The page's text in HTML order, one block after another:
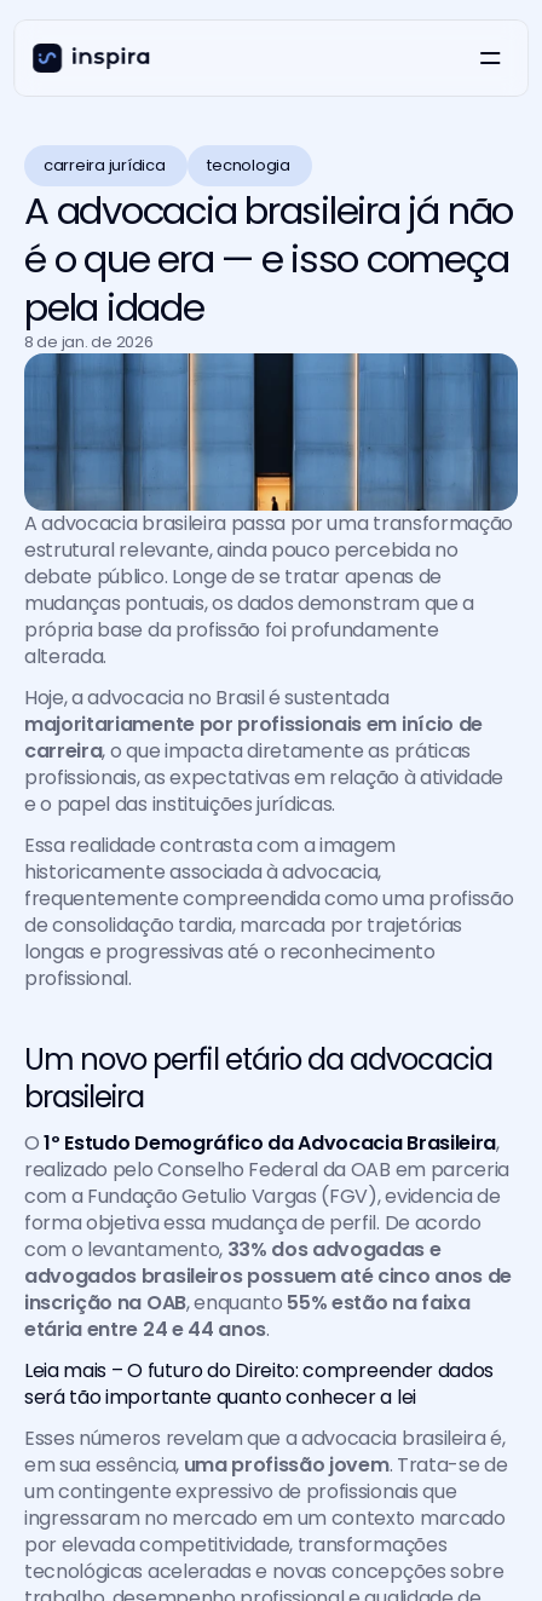
carreira jurídica tecnologia
A advocacia brasileira já não
é o que era — e isso começa
pela idade
8 de jan. de 2026
A advocacia brasileira passa por uma transformação
estrutural relevante, ainda pouco percebida no
debate público. Longe de se tratar apenas de
mudanças pontuais, os dados demonstram que a
própria base da profissão foi profundamente
alterada.
majoritariamente por profissionais em início de
carreira, o que impacta diretamente as práticas
profissionais, as expectativas em relação à atividade
e o papel das instituições jurídicas.
Essa realidade contrasta com a imagem
historicamente associada à advocacia,
frequentemente compreendida como uma profissão
de consolidação tardia, marcada por trajetórias
longas e progressivas até o reconhecimento
profissional.
Um novo perfil etário da advocacia
brasileira
O 1º Estudo Demográfico da Advocacia Brasileira,
realizado pelo Conselho Federal da OAB em parceria
com a Fundação Getulio Vargas (FGV), evidencia de
forma objetiva essa mudança de perfil. De acordo
com o levantamento, 33% dos advogadas e
advogados brasileiros possuem até cinco anos de
inscrição na OAB, enquanto 55% estão na faixa
etária entre 24 e 44 anos.
Leia mais – O futuro do Direito: compreender dados
será tão importante quanto conhecer a lei
Esses números revelam que a advocacia brasileira é,
em sua essência, uma profissão jovem. Trata-se de
um contingente expressivo de profissionais que
ingressaram no mercado em um contexto marcado
por elevada competitividade, transformações
tecnológicas aceleradas e novas concepções sobre